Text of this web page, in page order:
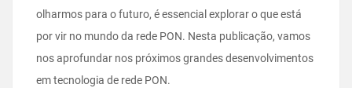
olharmos para o futuro, é essencial explorar o que está
por vir no mundo da rede PON. Nesta publicação, vamos
nos aprofundar nos próximos grandes desenvolvimentos
em tecnologia de rede PON.